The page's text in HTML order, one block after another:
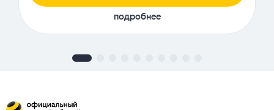
подробнее